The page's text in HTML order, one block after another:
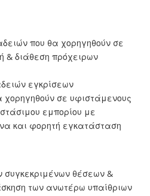
που θα χορηγηθούν σε
& διάθεση πρόχειρων
εγκρίσεων
χορηγηθούν σε υφιστάμενους
εμπορίου με
και φορητή εγκατάσταση
συγκεκριμένων θέσεων &
των ανωτέρω υπαίθριων